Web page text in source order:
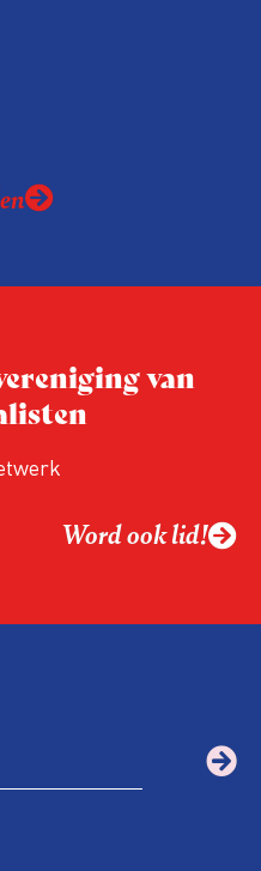
van
Word ook lid!